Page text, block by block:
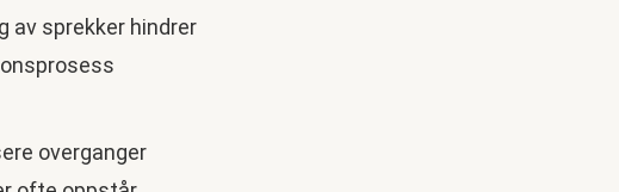
av sprekker hindrer
overganger